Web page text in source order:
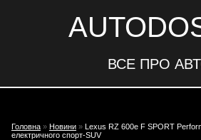
ВСЕ ПРО
Головна » Новини » Lexus RZ 600e F SPORT
електричного спорт-SUV